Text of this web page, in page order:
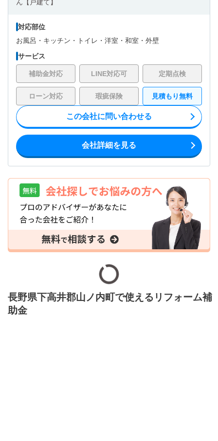
対応部位
お風呂・ キッチン・ トイレ・ 洋室・ 和室・ 外壁
サービス
補助金対応 LINE対応可 定期点検
ローン対応 瑕疵保険 見積もり無料
この会社に問い合わせる
会社詳細を見る
長野県下高井郡山ノ内町で使えるリフォーム補
助金